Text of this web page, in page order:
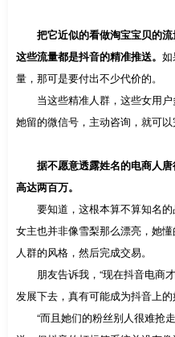
把它近似的看做淘宝宝贝的
这些流量都是抖音的精准推送。
量，那可是要付出不少代价的。
当这些精准人群，这些女用户
她留的微信号，主动咨询，就可以
据不愿意透露姓名的电商人
高达两百万。
要知道，这根本算不算知名的
女主也并非像雪梨那么漂亮，她
人群的风格，然后完成交易。
朋友告诉我，“现在抖音电商
发展下去，真有可能成为抖音上的
“而且她们的粉丝别人很难抢